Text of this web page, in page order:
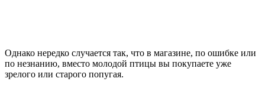
Однако нередко случается так, что в магазине, по ошибке или
по незнанию, вместо молодой птицы вы покупаете уже
зрелого или старого попугая.